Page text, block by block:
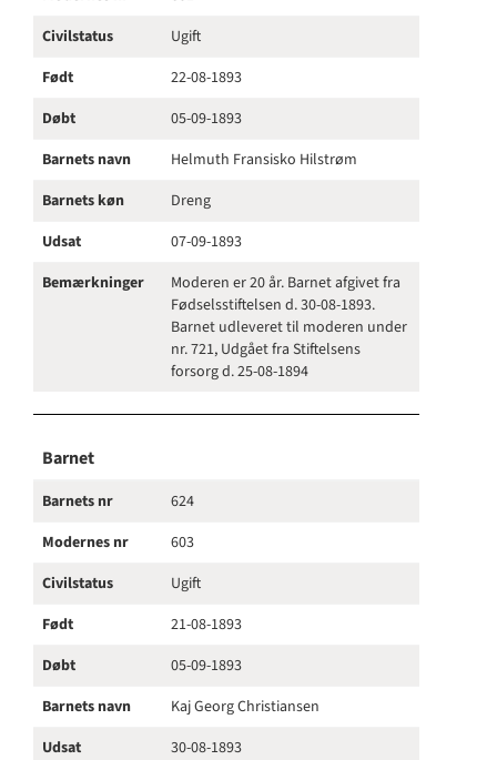
Civilstatus
Ugift
Født
22-08-1893
Døbt
05-09-1893
Barnets navn
Helmuth Fransisko Hilstrøm
Barnets køn
Dreng
Udsat
07-09-1893
Bemærkninger
Moderen er 20 år. Barnet afgivet fra
Fødselsstiftelsen d. 30-08-1893.
Barnet udleveret til moderen under
nr. 721, Udgået fra Stiftelsens
forsorg d. 25-08-1894
Barnet
Barnets nr
624
Modernes nr
603
Civilstatus
Ugift
Født
21-08-1893
Døbt
05-09-1893
Barnets navn
Kaj Georg Christiansen
Udsat
30-08-1893